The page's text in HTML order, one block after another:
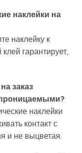
наклейки на
наклейку к
гарантирует,
заказ
наклейки
контакт с
и не выцветая.